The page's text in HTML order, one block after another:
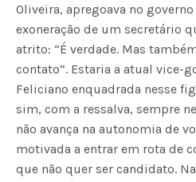
Oliveira, apregoava no
exoneração de um secretário
atrito: “É verdade. Mas
contato”. Estaria a atual vice-
Feliciano enquadrada nesse
sim, com a ressalva, sempre
não avança na autonomia de
motivada a entrar em rota de
que não quer ser candidato.